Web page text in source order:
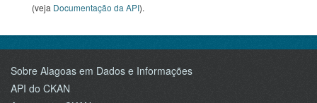
(veja Documentação da API).
Sobre Alagoas em Dados e Informações
API do CKAN